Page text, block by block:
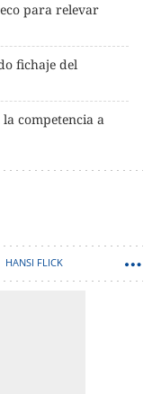
para relevar
fichaje del
competencia a
HANSI FLICK